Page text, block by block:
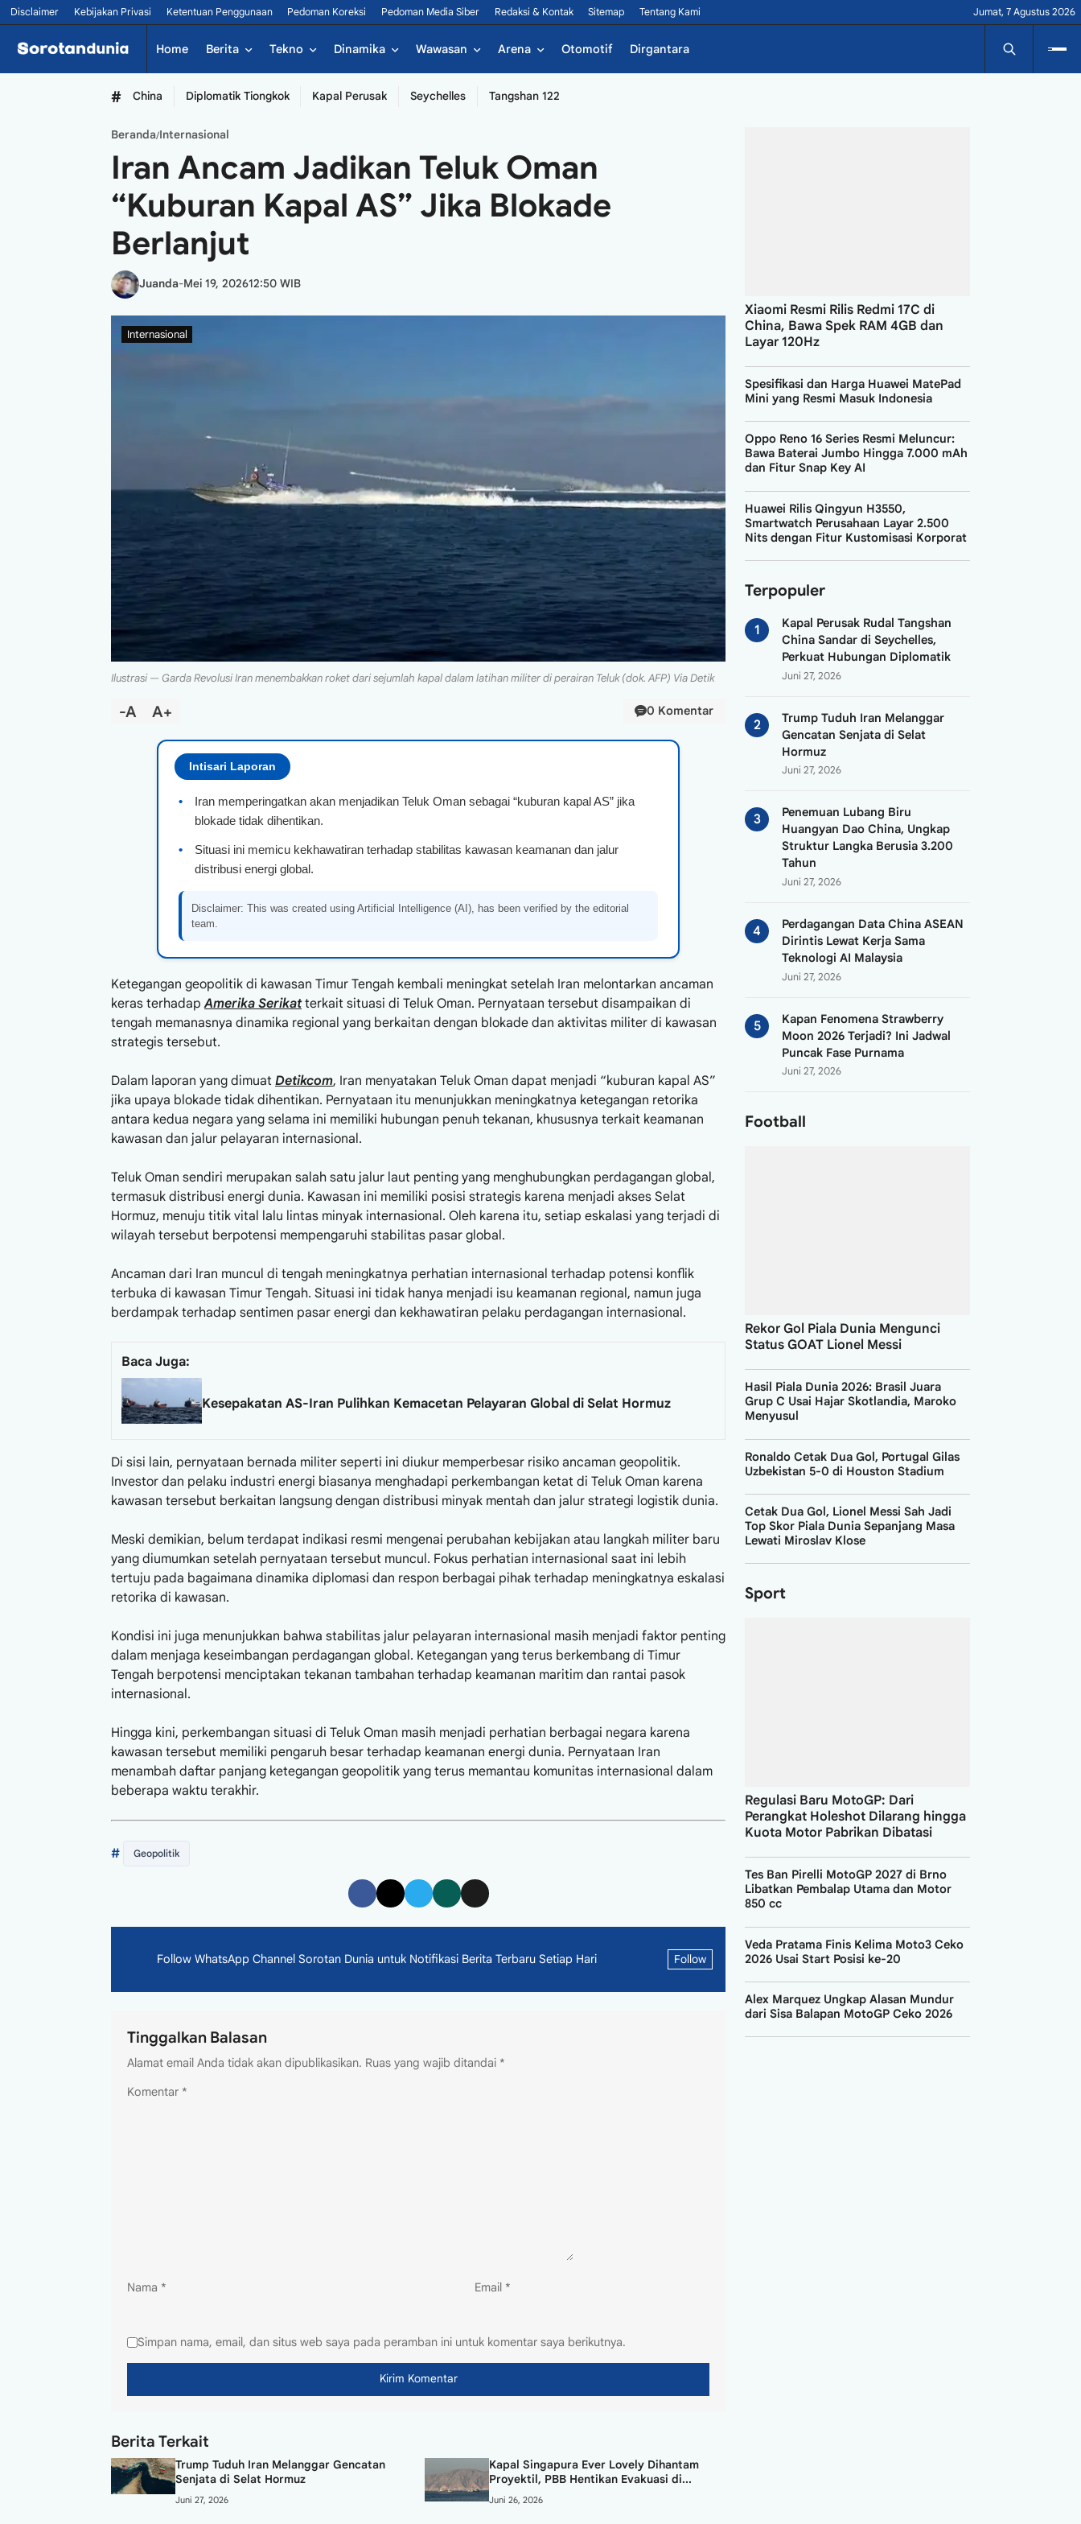
Disclaimer Kebijakan Privasi Ketentuan Penggunaan Pedoman Koreksi Pedoman Media Siber Redaksi & Kontak Sitemap Tentang Kami Jumat, 7 Agustus 2026
Home Berita Tekno Dinamika Wawasan Arena Otomotif Dirgantara
# China Diplomatik Tiongkok Kapal Perusak Seychelles Tangshan 122
Beranda/Internasional
Iran Ancam Jadikan Teluk Oman
“Kuburan Kapal AS” Jika Blokade
Berlanjut
Juanda-Mei 19, 202612:50 WIB
Internasional
Ilustrasi — Garda Revolusi Iran menembakkan roket dari sejumlah kapal dalam latihan militer di perairan Teluk (dok. AFP) Via Detik
-A A+ 0 Komentar
Intisari Laporan
•
Iran memperingatkan akan menjadikan Teluk Oman sebagai “kuburan kapal AS” jika
blokade tidak dihentikan.
•
Situasi ini memicu kekhawatiran terhadap stabilitas kawasan keamanan dan jalur
distribusi energi global.
Disclaimer: This was created using Artificial Intelligence (AI), has been verified by the editorial
team.
Ketegangan geopolitik di kawasan Timur Tengah kembali meningkat setelah Iran melontarkan ancaman
keras terhadapAmerika Serikatterkait situasi di Teluk Oman. Pernyataan tersebut disampaikan di
tengah memanasnya dinamika regional yang berkaitan dengan blokade dan aktivitas militer di kawasan
strategis tersebut.
Dalam laporan yang dimuat Detikcom, Iran menyatakan Teluk Oman dapat menjadi “kuburan kapal AS”
jika upaya blokade tidak dihentikan. Pernyataan itu menunjukkan meningkatnya ketegangan retorika
antara kedua negara yang selama ini memiliki hubungan penuh tekanan, khususnya terkait keamanan
kawasan dan jalur pelayaran internasional.
Teluk Oman sendiri merupakan salah satu jalur laut penting yang menghubungkan perdagangan global,
termasuk distribusi energi dunia. Kawasan ini memiliki posisi strategis karena menjadi akses Selat
Hormuz, menuju titik vital lalu lintas minyak internasional. Oleh karena itu, setiap eskalasi yang terjadi di
wilayah tersebut berpotensi mempengaruhi stabilitas pasar global.
Ancaman dari Iran muncul di tengah meningkatnya perhatian internasional terhadap potensi konflik
terbuka di kawasan Timur Tengah. Situasi ini tidak hanya menjadi isu keamanan regional, namun juga
berdampak terhadap sentimen pasar energi dan kekhawatiran pelaku perdagangan internasional.
Baca Juga:
Kesepakatan AS-Iran Pulihkan Kemacetan Pelayaran Global di Selat Hormuz
Di sisi lain, pernyataan bernada militer seperti ini diukur memperbesar risiko ancaman geopolitik.
Investor dan pelaku industri energi biasanya menghadapi perkembangan ketat di Teluk Oman karena
kawasan tersebut berkaitan langsung dengan distribusi minyak mentah dan jalur strategi logistik dunia.
Meski demikian, belum terdapat indikasi resmi mengenai perubahan kebijakan atau langkah militer baru
yang diumumkan setelah pernyataan tersebut muncul. Fokus perhatian internasional saat ini lebih
tertuju pada bagaimana dinamika diplomasi dan respon berbagai pihak terhadap meningkatnya eskalasi
retorika di kawasan.
Kondisi ini juga menunjukkan bahwa stabilitas jalur pelayaran internasional masih menjadi faktor penting
dalam menjaga keseimbangan perdagangan global. Ketegangan yang terus berkembang di Timur
Tengah berpotensi menciptakan tekanan tambahan terhadap keamanan maritim dan rantai pasok
internasional.
Hingga kini, perkembangan situasi di Teluk Oman masih menjadi perhatian berbagai negara karena
kawasan tersebut memiliki pengaruh besar terhadap keamanan energi dunia. Pernyataan Iran
menambah daftar panjang ketegangan geopolitik yang terus memantau komunitas internasional dalam
beberapa waktu terakhir.
# Geopolitik
Follow WhatsApp Channel Sorotan Dunia untuk Notifikasi Berita Terbaru Setiap Hari Follow
Tinggalkan Balasan
Alamat email Anda tidak akan dipublikasikan. Ruas yang wajib ditandai *
Komentar *
Nama * Email *
Simpan nama, email, dan situs web saya pada peramban ini untuk komentar saya berikutnya.
Berita Terkait
Trump Tuduh Iran Melanggar Gencatan
Senjata di Selat Hormuz
Juni 27, 2026
Kapal Singapura Ever Lovely Dihantam
Proyektil, PBB Hentikan Evakuasi di...
Juni 26, 2026
China, Bawa Spek RAM 4GB dan
Layar 120Hz
dan Fitur Snap Key AI
Smartwatch Perusahaan Layar 2.500
Nits dengan Fitur Kustomisasi Korporat
Terpopuler
Kapal Perusak Rudal Tangshan
Perkuat Hubungan Diplomatik
Juni 27, 2026
Hormuz
Juni 27, 2026
Huangyan Dao China, Ungkap
Struktur Langka Berusia 3.200
Tahun
Juni 27, 2026
Teknologi AI Malaysia
Juni 27, 2026
Puncak Fase Purnama
Juni 27, 2026
Grup C Usai Hajar Skotlandia, Maroko
Menyusul
Ronaldo Cetak Dua Gol, Portugal Gilas
Uzbekistan 5-0 di Houston Stadium
Cetak Dua Gol, Lionel Messi Sah Jadi
Top Skor Piala Dunia Sepanjang Masa
Lewati Miroslav Klose
Sport
Tes Ban Pirelli MotoGP 2027 di Brno
Libatkan Pembalap Utama dan Motor
850 cc
Veda Pratama Finis Kelima Moto3 Ceko
2026 Usai Start Posisi ke-20
Alex Marquez Ungkap Alasan Mundur
dari Sisa Balapan MotoGP Ceko 2026